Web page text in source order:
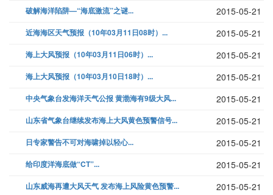
破解海洋陷阱—“海底激流”之谜... 2015-05-21
近海海区天气预报（10年03月11日08时）... 2015-05-21
海上大风预报（10年03月11日06时）... 2015-05-21
海上大风预报（10年03月10日18时）... 2015-05-21
中央气象台发海洋天气公报 黄渤海有9级大风... 2015-05-21
山东省气象台继续发布海上大风黄色预警信号... 2015-05-21
日专家警告不可对海啸掉以轻心... 2015-05-21
给印度洋海底做“CT”... 2015-05-21
山东威海再遭大风天气 发布海上风险黄色预警... 2015-05-21